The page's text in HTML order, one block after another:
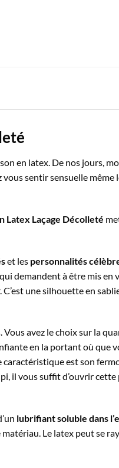
en latex. De nos jours,
vous sentir sensuelle même
Latex Laçage Décolleté
et les personnalités
demandent à être mis en
une silhouette en
avez le choix sur la
en la portant où que
caractéristique est son
il vous suffit d’ouvrir
lubrifiant soluble dans
Le latex peut se